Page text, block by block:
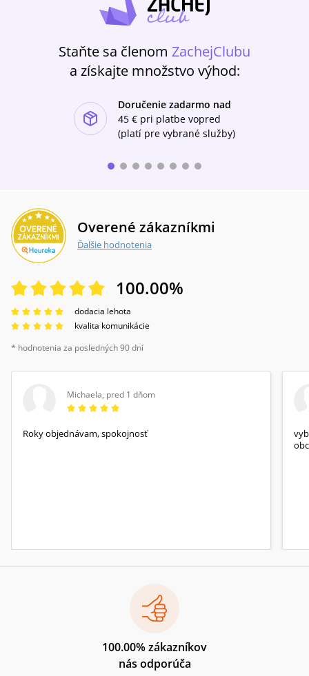
Staňte sa členom ZachejClubu
a získajte množstvo výhod:
Doručenie zadarmo nad
45 € pri platbe vopred
(platí pre vybrané služby)
Overené zákazníkmi
Ďalšie hodnotenia
100.00%
dodacia lehota
kvalita komunikácie
* hodnotenia za posledných 90 dní
Michaela, pred 1 dňom
Roky objednávam, spokojnosť
100.00% zákazníkov
nás odporúča